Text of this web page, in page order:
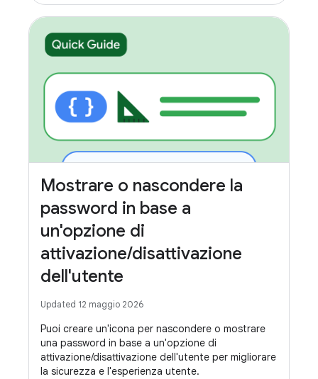
Mostrare o nascondere la
password in base a
un'opzione di
attivazione/disattivazione
dell'utente
Updated 12 maggio 2026
Puoi creare un'icona per nascondere o mostrare
una password in base a un'opzione di
attivazione/disattivazione dell'utente per migliorare
la sicurezza e l'esperienza utente.